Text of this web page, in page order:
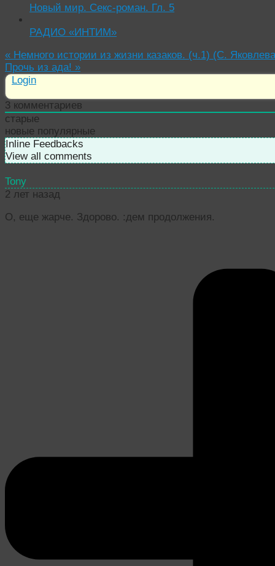
Новый мир. Секс-роман. Гл. 5
РАДИО «ИНТИМ»
« Немного истории из жизни казаков. (ч.1) (С.
Прочь из ада! »
Login
3 комментариев
старые
новые популярные
Inline Feedbacks
View all comments
Tony
2 лет назад
О, еще жарче. Здорово. :дем продолжения.